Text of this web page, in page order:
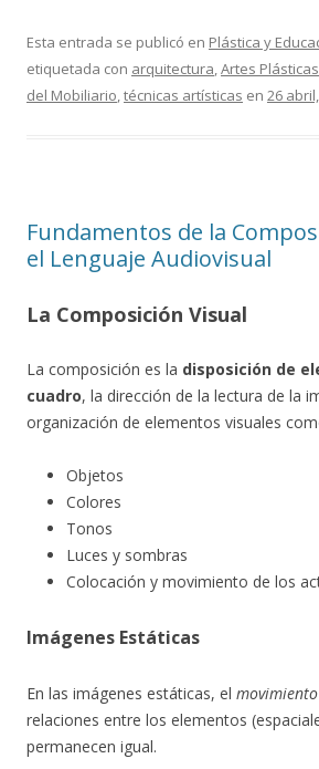
Esta entrada se publicó en Plástica y
etiquetada con arquitectura,Artes Plásticas
del Mobiliario,técnicas artísticas en 26
Fundamentos de la
el Lenguaje Audiovisual
La Composición Visual
La composición es la disposición de
cuadro, la dirección de la lectura de la
organización de elementos visuales
Objetos
Colores
Tonos
Luces y sombras
Colocación y movimiento de los
Imágenes Estáticas
En las imágenes estáticas, el
relaciones entre los elementos
permanecen igual.